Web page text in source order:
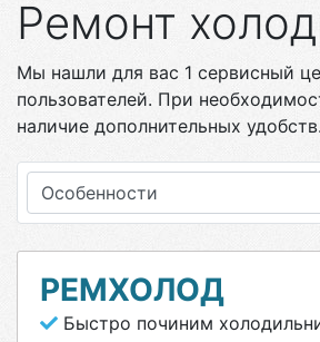
Ремонт
Мы нашли для вас 1 сервисный
пользователей. При
наличие дополнительных удобств.
Особенности
РЕМХОЛОД
Быстро починим